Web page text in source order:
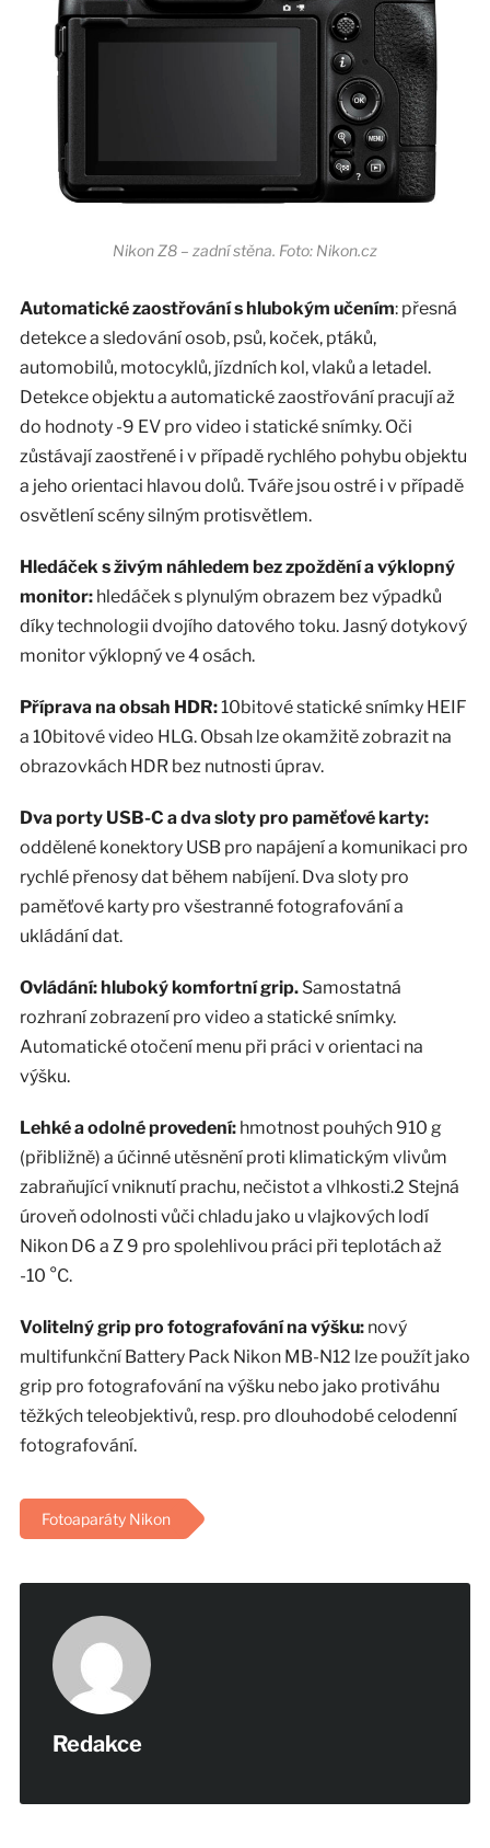
Nikon Z8 – zadní stěna. Foto: Nikon.cz
Automatické zaostřování s hlubokým učením: přesná
detekce a sledování osob, psů, koček, ptáků,
automobilů, motocyklů, jízdních kol, vlaků a letadel.
Detekce objektu a automatické zaostřování pracují až
do hodnoty -9 EV pro video i statické snímky. Oči
zůstávají zaostřené i v případě rychlého pohybu objektu
a jeho orientaci hlavou dolů. Tváře jsou ostré i v případě
osvětlení scény silným protisvětlem.
Hledáček s živým náhledem bez zpoždění a výklopný
monitor:hledáček s plynulým obrazem bez výpadků
díky technologii dvojího datového toku. Jasný dotykový
monitor výklopný ve 4 osách.
Příprava na obsah HDR:10bitové statické snímky HEIF
a 10bitové video HLG. Obsah lze okamžitě zobrazit na
obrazovkách HDR bez nutnosti úprav.
Dva porty USB-C a dva sloty pro paměťové karty:
oddělené konektory USB pro napájení a komunikaci pro
rychlé přenosy dat během nabíjení. Dva sloty pro
paměťové karty pro všestranné fotografování a
ukládání dat.
Ovládání: hluboký komfortní grip.Samostatná
rozhraní zobrazení pro video a statické snímky.
Automatické otočení menu při práci v orientaci na
výšku.
Lehké a odolné provedení:hmotnost pouhých 910 g
(přibližně) a účinné utěsnění proti klimatickým vlivům
zabraňující vniknutí prachu, nečistot a vlhkosti.2 Stejná
úroveň odolnosti vůči chladu jako u vlajkových lodí
Nikon D6 a Z 9 pro spolehlivou práci při teplotách až
-10 °C.
Volitelný grip pro fotografování na výšku:nový
multifunkční Battery Pack Nikon MB-N12 lze použít jako
grip pro fotografování na výšku nebo jako protiváhu
těžkých teleobjektivů, resp. pro dlouhodobé celodenní
fotografování.
Fotoaparáty Nikon
Redakce